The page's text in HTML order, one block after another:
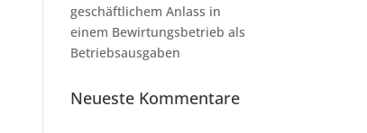
geschäftlichem Anlass in
einem Bewirtungsbetrieb als
Betriebsausgaben
Neueste Kommentare